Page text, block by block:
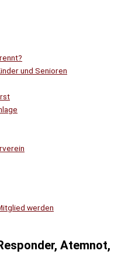
und Senioren
werden
Atemnot,